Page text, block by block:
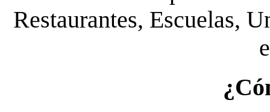
Restaurantes, Escuelas,